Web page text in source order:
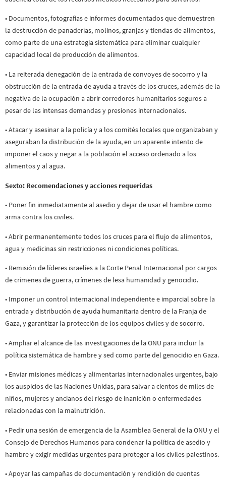
• Documentos, fotografías e informes documentados que demuestren
la destrucción de panaderías, molinos, granjas y tiendas de alimentos,
como parte de una estrategia sistemática para eliminar cualquier
capacidad local de producción de alimentos.
• La reiterada denegación de la entrada de convoyes de socorro y la
obstrucción de la entrada de ayuda a través de los cruces, además de la
negativa de la ocupación a abrir corredores humanitarios seguros a
pesar de las intensas demandas y presiones internacionales.
• Atacar y asesinar a la policía y a los comités locales que organizaban y
aseguraban la distribución de la ayuda, en un aparente intento de
imponer el caos y negar a la población el acceso ordenado a los
alimentos y al agua.
Sexto: Recomendaciones y acciones requeridas
• Poner fin inmediatamente al asedio y dejar de usar el hambre como
arma contra los civiles.
• Abrir permanentemente todos los cruces para el flujo de alimentos,
agua y medicinas sin restricciones ni condiciones políticas.
• Remisión de líderes israelíes a la Corte Penal Internacional por cargos
de crímenes de guerra, crímenes de lesa humanidad y genocidio.
• Imponer un control internacional independiente e imparcial sobre la
entrada y distribución de ayuda humanitaria dentro de la Franja de
Gaza, y garantizar la protección de los equipos civiles y de socorro.
• Ampliar el alcance de las investigaciones de la ONU para incluir la
política sistemática de hambre y sed como parte del genocidio en Gaza.
• Enviar misiones médicas y alimentarias internacionales urgentes, bajo
los auspicios de las Naciones Unidas, para salvar a cientos de miles de
niños, mujeres y ancianos del riesgo de inanición o enfermedades
relacionadas con la malnutrición.
• Pedir una sesión de emergencia de la Asamblea General de la ONU y el
Consejo de Derechos Humanos para condenar la política de asedio y
hambre y exigir medidas urgentes para proteger a los civiles palestinos.
• Apoyar las campañas de documentación y rendición de cuentas